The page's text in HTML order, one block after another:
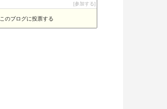
参加する
このブログに投票する